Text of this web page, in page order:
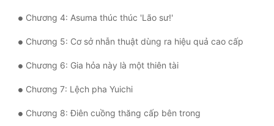
Tiểu Thuyết
Trinh Thám
Triều Đấu
Trùng Sinh
Trọng Sinh
Chương 4: Asuma thúc thúc 'Lão sư!'
Chương 5: Cơ sở nhẫn thuật dùng ra hiệu quả cao cấp
Chương 6: Gia hỏa này là một thiên tài
Chương 7: Lệch pha Yuichi
Chương 8: Điên cuồng thăng cấp bên trong